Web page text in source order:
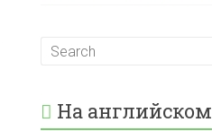
На английском